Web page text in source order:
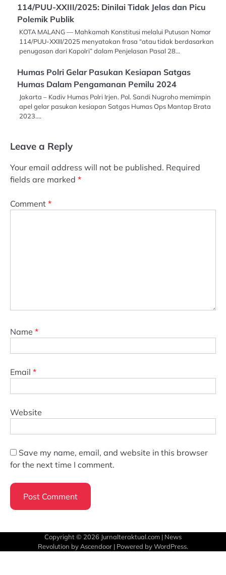
114/PUU-XXIII/2025: Dinilai Tidak Jelas dan Picu
Polemik Publik
KOTA MALANG — Mahkamah Konstitusi melalui Putusan Nomor
114/PUU-XXIII/2025 menyatakan frasa “atau tidak berdasarkan
penugasan dari Kapolri” dalam Penjelasan Pasal 28…
Humas Polri Gelar Pasukan Kesiapan Satgas
Humas Dalam Pengamanan Pemilu 2024
Jakarta – Kadiv Humas Polri Irjen. Pol. Sandi Nugroho memimpin
apel gelar pasukan kesiapan Satgas Humas Ops Mantap Brata
2023.…
Leave a Reply
Your email address will not be published. Required
fields are marked *
Comment *
Name *
Email *
Website
Save my name, email, and website in this browser
for the next time I comment.
Copyright © 2026 Jurnalteraktual.com | News
Revolution byAscendoor | Powered byWordPress.